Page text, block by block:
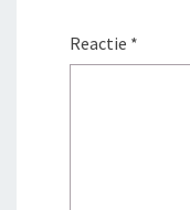
Reactie *